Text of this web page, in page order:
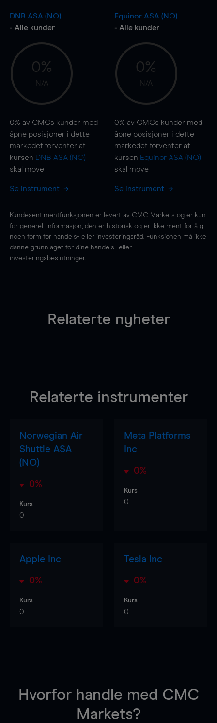
DNB ASA (NO)
- Alle kunder
0%
N/A
0% av CMCs kunder med
åpne posisjoner i dette
markedet forventer at
kursen DNB ASA (NO)
skal move
Se instrument
Equinor ASA (NO)
- Alle kunder
0%
N/A
0% av CMCs kunder med
åpne posisjoner i dette
markedet forventer at
kursen Equinor ASA (NO)
skal move
Se instrument
Kundesentimentfunksjonen er levert av CMC Markets og er kun
for generell informasjon, den er historisk og er ikke ment for å gi
noen form for handels- eller investeringsråd. Funksjonen må ikke
danne grunnlaget for dine handels- eller
investeringsbeslutninger.
Relaterte nyheter
Relaterte instrumenter
Norwegian Air
Shuttle ASA
(NO)
0%
Kurs
0
Meta Platforms
Inc
0%
Kurs
0
Apple Inc
0%
Kurs
0
Tesla Inc
0%
Kurs
0
Hvorfor handle med CMC
Markets?